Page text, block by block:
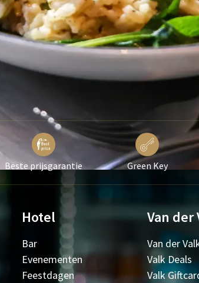
Beste prijsgarantie Green Key
Hotel
Bar
Evenementen
Feestdagen
Van der
Van der
Valk Deals
Valk